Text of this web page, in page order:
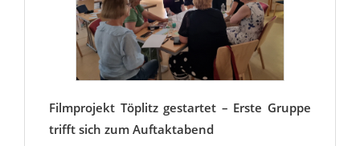
Filmprojekt Töplitz gestartet – Erste Gruppe
trifft sich zum Auftaktabend